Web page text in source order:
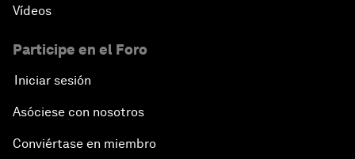
Vídeos
Participe en el Foro
Iniciar sesión
Asóciese con nosotros
Conviértase en miembro